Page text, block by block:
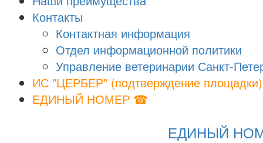
Контакты
Контактная информация
Отдел информационной политики
Управление ветеринарии Санкт-
ИС "ЦЕРБЕР" (подтверждение площадки)
ЕДИНЫЙ НОМЕР ☎
ЕДИНЫЙ